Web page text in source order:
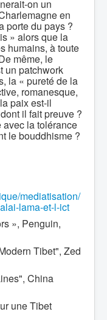
on un
en
porte du pays ?
» alors que la
humains, à toute
même, le
un patchwork
la « pureté de la
romanesque,
paix est-il
il fait preuve ?
la tolérance
le bouddhisme ?
mediatisation/
lama-et-l-ict
», Penguin,
Tibet", Zed
China
une Tibet